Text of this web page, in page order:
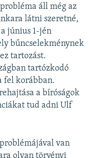
áll még az
látni szeretné,
június 1-jén
bűncselekménynek
tartozást.
tartózkodó
fel korábban.
a bíróságok
tud adni Ulf
problémájával van
olyan törvényi